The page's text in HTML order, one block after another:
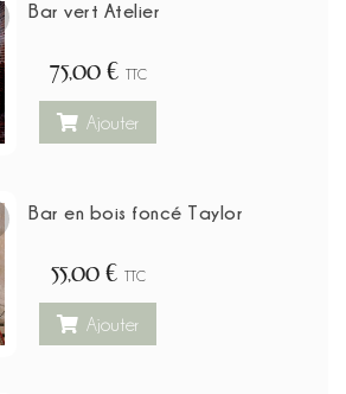
Bar vert Atelier
75,00 € TTC
Ajouter
Bar en bois foncé Taylor
55,00 € TTC
Ajouter